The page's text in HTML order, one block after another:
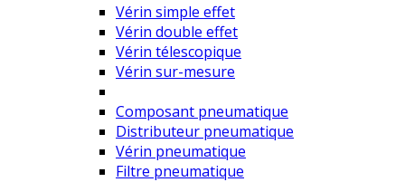
Vérin simple effet
Vérin double effet
Vérin télescopique
Vérin sur-mesure
Composant pneumatique
Distributeur pneumatique
Vérin pneumatique
Filtre pneumatique